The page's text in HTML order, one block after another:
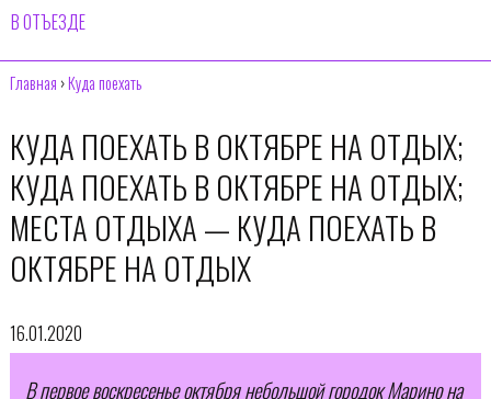
В ОТЪЕЗДЕ
Главная ›Куда поехать
КУДА ПОЕХАТЬ В ОКТЯБРЕ НА ОТДЫХ;
КУДА ПОЕХАТЬ В ОКТЯБРЕ НА ОТДЫХ;
МЕСТА ОТДЫХА — КУДА ПОЕХАТЬ В
ОКТЯБРЕ НА ОТДЫХ
16.01.2020
В первое воскресенье октября небольшой городок Марино на